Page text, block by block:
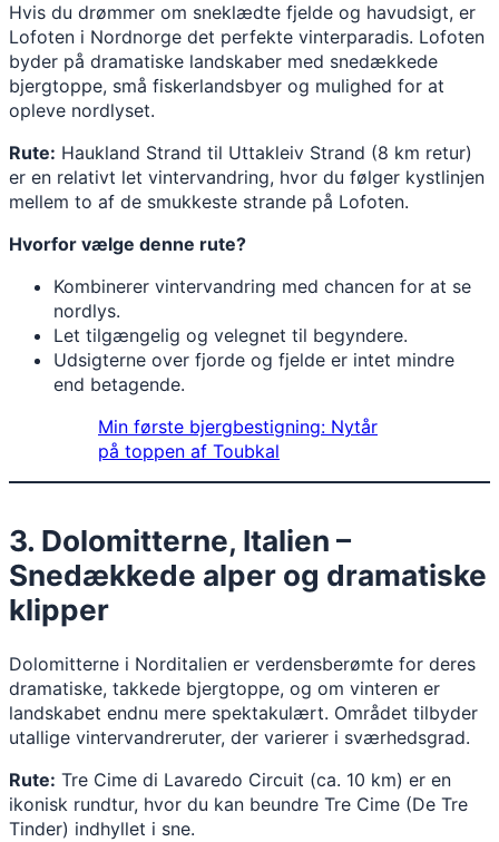
Hvis du drømmer om sneklædte fjelde og havudsigt, er
Lofoten i Nordnorge det perfekte vinterparadis. Lofoten
byder på dramatiske landskaber med snedækkede
bjergtoppe, små fiskerlandsbyer og mulighed for at
opleve nordlyset.
Rute: Haukland Strand til Uttakleiv Strand (8 km retur)
er en relativt let vintervandring, hvor du følger kystlinjen
mellem to af de smukkeste strande på Lofoten.
Hvorfor vælge denne rute?
Kombinerer vintervandring med chancen for at se
nordlys.
Let tilgængelig og velegnet til begyndere.
Udsigterne over fjorde og fjelde er intet mindre
end betagende.
Min første bjergbestigning: Nytår
på toppen af Toubkal
3. Dolomitterne, Italien –
Snedækkede alper og dramatiske
klipper
Dolomitterne i Norditalien er verdensberømte for deres
dramatiske, takkede bjergtoppe, og om vinteren er
landskabet endnu mere spektakulært. Området tilbyder
utallige vintervandreruter, der varierer i sværhedsgrad.
Rute: Tre Cime di Lavaredo Circuit (ca. 10 km) er en
ikonisk rundtur, hvor du kan beundre Tre Cime (De Tre
Tinder) indhyllet i sne.